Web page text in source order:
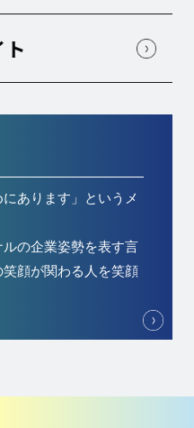
にあります」というメ
の企業姿勢を表す言
顔が関わる人を笑顔